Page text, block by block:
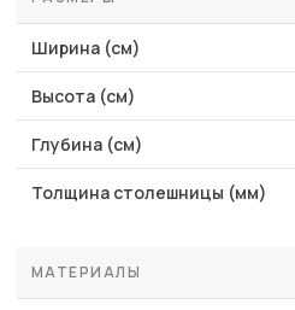
Ширина (см)
Высота (см)
Глубина (см)
Толщина столешницы (мм)
МАТЕРИАЛЫ